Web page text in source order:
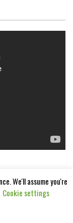
We'll assume you're
Cookie settings